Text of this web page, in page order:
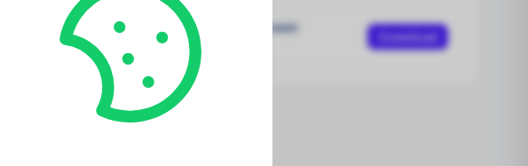
Datasheet Solar Edge Power
Optimizer P950
Download